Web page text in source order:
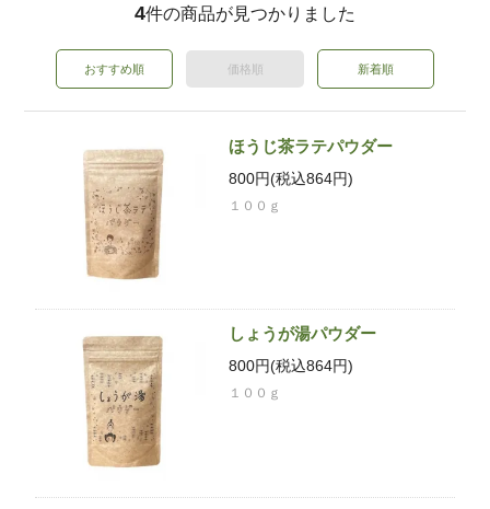
4件の商品が見つかりました
おすすめ順 価格順 新着順
ほうじ茶ラテパウダー
800円(税込864円)
１００ｇ
しょうが湯パウダー
800円(税込864円)
１００ｇ